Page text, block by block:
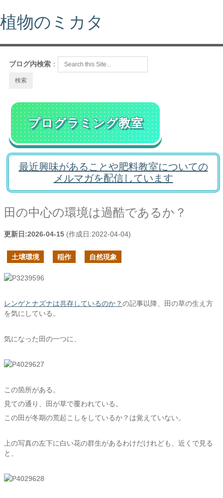
植物のミカタ
ブログ内検索 ：
プログラミング教室
最近興味があることや肥料教室についての
メルマガを配信しています
田の中心の環境は過酷であるか？
更新日:2026-04-15 (作成日:2022-04-04)
土壌環境 稲作 自然現象
レンゲとナズナは共存しているのか？の記事以降、田の草の生え方
を気にしている。
気になった田の一つに、
この箇所がある。
見ての通り、田が草で覆われている。
この田が冬期の荒起こしをしているか？は覚えていない。
上の写真の左下に白い花の群生があるわけだけれども、近くで見る
と、